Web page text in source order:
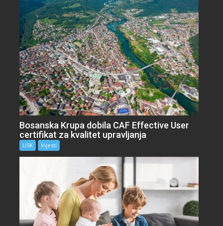
Bosanska Krupa dobila CAF Effective User
certifikat za kvalitet upravljanja
USK Vijesti